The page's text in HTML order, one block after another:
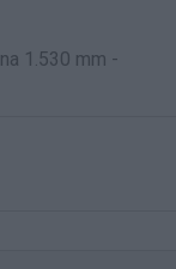
1.530 mm -